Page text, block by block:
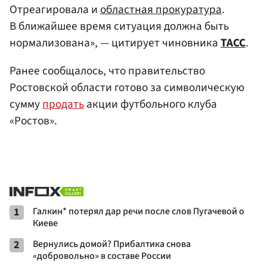
Отреагировала и областная прокуратура.
В ближайшее время ситуация должна быть
нормализована», — цитирует чиновникаТАСС.
Ранее сообщалось, что правительство
Ростовской области готово за символическую
суммупродатьакции футбольного клуба
«Ростов».
1
Галкин* потерял дар речи после слов Пугачевой о
Киеве
2
Вернулись домой? Прибалтика снова
«добровольно» в составе России